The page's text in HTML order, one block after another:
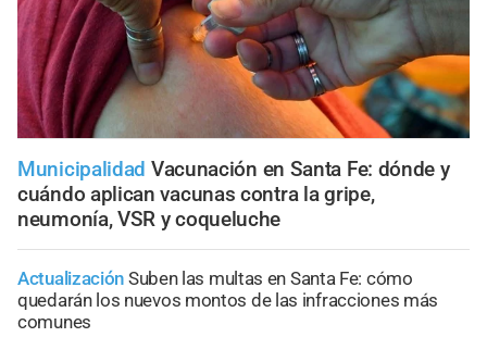
Municipalidad Vacunación en Santa Fe: dónde y
cuándo aplican vacunas contra la gripe,
neumonía, VSR y coqueluche
Actualización Suben las multas en Santa Fe: cómo
quedarán los nuevos montos de las infracciones más
comunes